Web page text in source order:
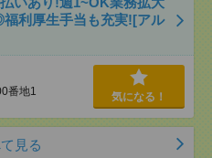
利厚生手当も充実![アル
番地1 気になる！
見る